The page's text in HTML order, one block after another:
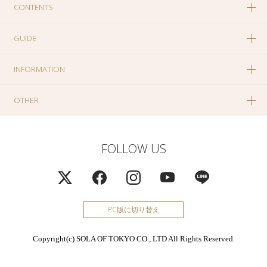
CONTENTS
GUIDE
INFORMATION
OTHER
FOLLOW US
PC版に切り替え
Copyright(c) SOLA OF TOKYO CO., LTD All Rights Reserved.